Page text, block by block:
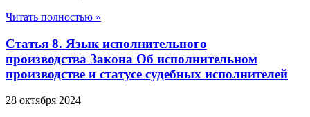
Читать полностью »
Статья 8. Язык исполнительного
производства Закона Об исполнительном
производстве и статусе судебных исполнителей
28 октября 2024